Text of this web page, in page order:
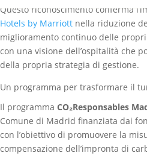
Questo riconoscimento conferma
Hotels by Marriott nella riduzione
miglioramento continuo delle
con una visione dell’ospitalità che
della propria strategia di gestione.
Un programma per trasformare il
Il programma CO₂Responsables
Comune di Madrid finanziata dai
con l’obiettivo di promuovere la
compensazione dell’impronta di